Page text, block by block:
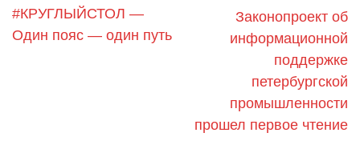
#КРУГЛЫЙСТОЛ —
Один пояс — один путь
Законопроект об
информационной
поддержке
петербургской
промышленности
прошел первое чтение